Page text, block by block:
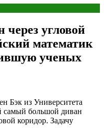
через угловой
математик
ученых
Бэк из Университета
самый большой диван
коридор. Задачу